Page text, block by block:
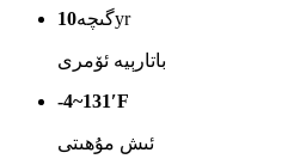
گىچە10 yr
باتارېيە ئۆمرى
-4~131′F
ئىش مۇھىتى